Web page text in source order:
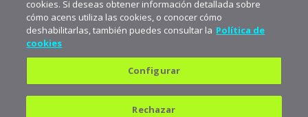
Política de privacidad
Política de cookies
cookies. Si deseas obtener información detallada sobre
cómo acens utiliza las cookies, o conocer cómo
deshabilitarlas, también puedes consultar la Política de
cookies
Configurar
Rechazar